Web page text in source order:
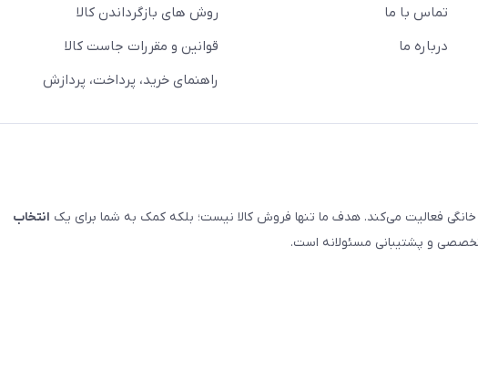
تماس با ما
درباره ما
روش های بازگرداندن کالا
قوانین و مقررات جاست کالا
راهنمای خرید، پرداخت، پردازش
خانگی فعالیت می‌کند. هدف ما تنها فروش کالا نیست؛ بلکه کمک به شما برای یک انتخاب
و پشتیبانی مسئولانه است.